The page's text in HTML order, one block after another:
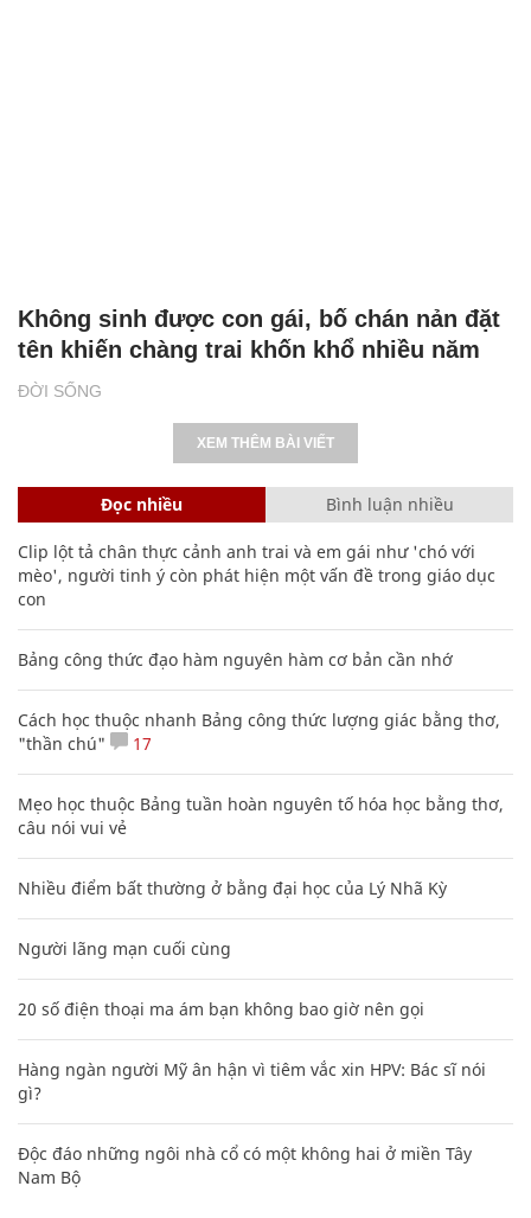
ĐỜI SỐNG
Không sinh được con gái, bố chán nản đặt
tên khiến chàng trai khốn khổ nhiều năm
XEM THÊM BÀI VIẾT
Đọc nhiều Bình luận nhiều
Clip lột tả chân thực cảnh anh trai và em gái như 'chó với
mèo', người tinh ý còn phát hiện một vấn đề trong giáo dục
con
Bảng công thức đạo hàm nguyên hàm cơ bản cần nhớ
Cách học thuộc nhanh Bảng công thức lượng giác bằng thơ,
"thần chú"
17
Mẹo học thuộc Bảng tuần hoàn nguyên tố hóa học bằng thơ,
câu nói vui vẻ
Nhiều điểm bất thường ở bằng đại học của Lý Nhã Kỳ
Người lãng mạn cuối cùng
20 số điện thoại ma ám bạn không bao giờ nên gọi
Hàng ngàn người Mỹ ân hận vì tiêm vắc xin HPV: Bác sĩ nói
gì?
Độc đáo những ngôi nhà cổ có một không hai ở miền Tây
Nam Bộ